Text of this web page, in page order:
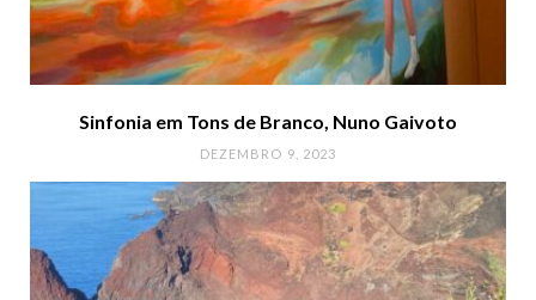
Sinfonia em Tons de Branco, Nuno Gaivoto
DEZEMBRO 9, 2023